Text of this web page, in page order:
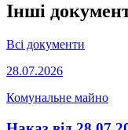
Інші
Всі документи
28.07.2026
Комунальне майно